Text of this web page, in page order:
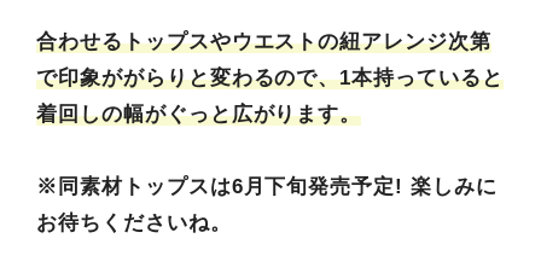
合わせるトップスやウエストの紐アレンジ次第
で印象ががらりと変わるので、1本持っていると
着回しの幅がぐっと広がります。
※同素材トップスは6月下旬発売予定! 楽しみに
お待ちくださいね。